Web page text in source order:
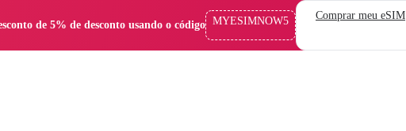
de 5% de desconto usando o código MYESIMNOW5 Comprar meu eSIM